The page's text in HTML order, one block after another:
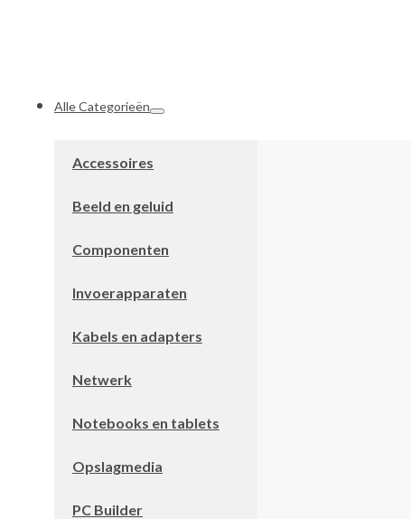
Alle Categorieën
Accessoires
Beeld en geluid
Componenten
Invoerapparaten
Kabels en adapters
Netwerk
Notebooks en tablets
Opslagmedia
PC Builder